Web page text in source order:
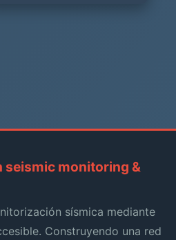
seismic monitoring &
sísmica mediante
Construyendo una red